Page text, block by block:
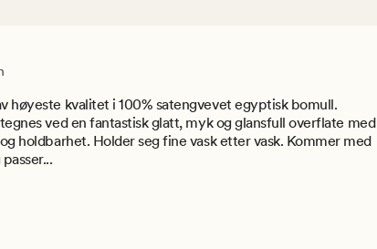
høyeste kvalitet i 100% satengvevet egyptisk bomull.
ved en fantastisk glatt, myk og glansfull overflate med
holdbarhet. Holder seg fine vask etter vask. Kommer med